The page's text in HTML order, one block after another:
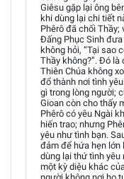
Giêsu gặp lại ông
khi dùng lại chi tiết
Phêrô đã chối Thầy;
Đấng Phục Sinh
không hỏi, “Tại sao
Thầy không?”. Đó
Thiên Chúa không
đổ thành nơi tình
gì trong lòng người;
Gioan còn cho thấy
Phêrô có yêu Ngài
hiến trao; nhưng
yêu như tình bạn.
đảm để hứa hẹn lớn
dùng lại thứ tình yêu
một kỳ diệu khác